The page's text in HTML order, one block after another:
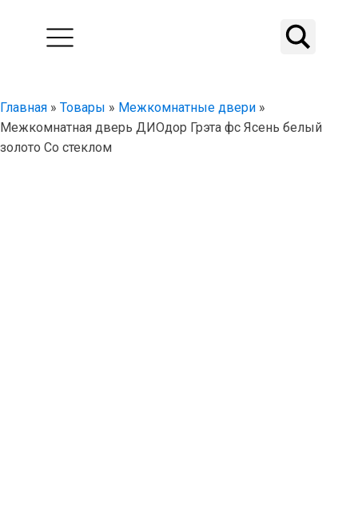
Главная » Товары » Межкомнатные двери »
Межкомнатная дверь ДИОдор Грэта фс Ясень белый
золото Со стеклом